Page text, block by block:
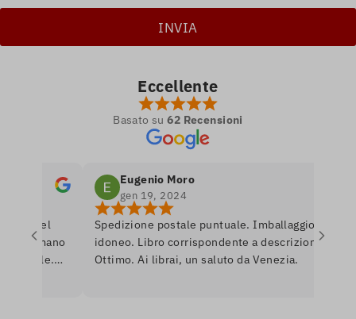
Eccellente
Basato su 62 Recensioni
amano
Eugenio Moro
gen 19, 2024
Spedizione postale puntuale. Imballaggio
idoneo. Libro corrispondente a descrizione.
Ottimo. Ai librai, un saluto da Venezia.